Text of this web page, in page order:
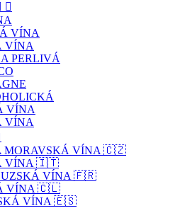

VÍNA
VÍNA
PERLIVÁ
VÍNA
VÍNA
MORAVSKÁ VÍNA 🇨🇿
VÍNA 🇮🇹
VÍNA 🇫🇷
VÍNA 🇨🇱
VÍNA 🇪🇸